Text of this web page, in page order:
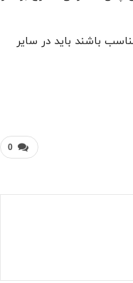
باشند باید در سایر
0